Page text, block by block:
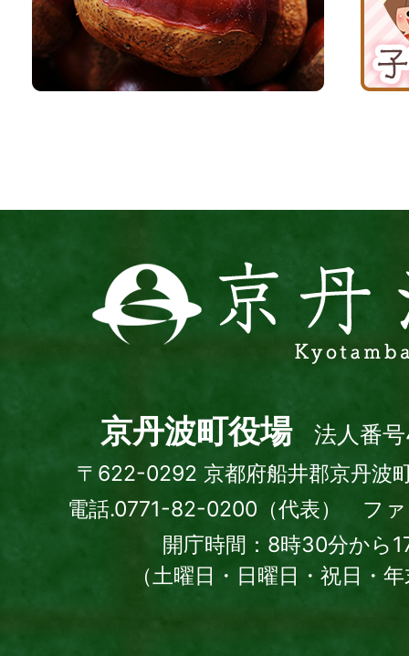
京
応
援
丹
波
town
京丹波町役場 法人番
〒622-0292 京都府船井郡京丹波
電話.0771-82-0200（代表） フ
開庁時間：8時30分から
（土曜日・日曜日・祝日・